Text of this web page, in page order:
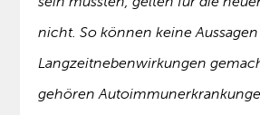
nicht. So können keine
Langzeitnebenwirkungen
gehören